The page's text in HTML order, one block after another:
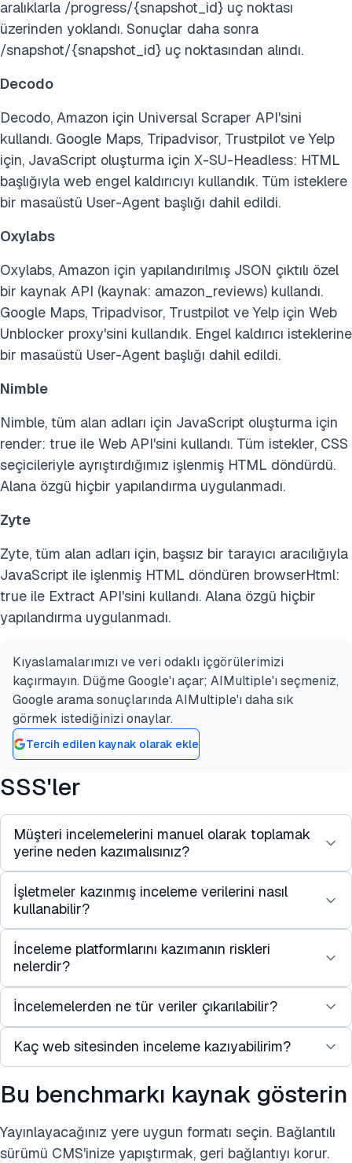
aralıklarla /progress/{snapshot_id} uç noktası
üzerinden yoklandı. Sonuçlar daha sonra
/snapshot/{snapshot_id} uç noktasından alındı.
Decodo
Decodo, Amazon için Universal Scraper API'sini
kullandı. Google Maps, Tripadvisor, Trustpilot ve Yelp
için, JavaScript oluşturma için X-SU-Headless: HTML
başlığıyla web engel kaldırıcıyı kullandık. Tüm isteklere
bir masaüstü User-Agent başlığı dahil edildi.
Oxylabs
Oxylabs, Amazon için yapılandırılmış JSON çıktılı özel
bir kaynak API (kaynak: amazon_reviews) kullandı.
Google Maps, Tripadvisor, Trustpilot ve Yelp için Web
Unblocker proxy'sini kullandık. Engel kaldırıcı isteklerine
bir masaüstü User-Agent başlığı dahil edildi.
Nimble
Nimble, tüm alan adları için JavaScript oluşturma için
render: true ile Web API'sini kullandı. Tüm istekler, CSS
seçicileriyle ayrıştırdığımız işlenmiş HTML döndürdü.
Alana özgü hiçbir yapılandırma uygulanmadı.
Zyte
Zyte, tüm alan adları için, başsız bir tarayıcı aracılığıyla
JavaScript ile işlenmiş HTML döndüren browserHtml:
true ile Extract API'sini kullandı. Alana özgü hiçbir
yapılandırma uygulanmadı.
Kıyaslamalarımızı ve veri odaklı içgörülerimizi
kaçırmayın. Düğme Google'ı açar; AIMultiple'ı seçmeniz,
Google arama sonuçlarında AIMultiple'ı daha sık
görmek istediğinizi onaylar.
Tercih edilen kaynak olarak ekle
SSS'ler
Müşteri incelemelerini manuel olarak toplamak
yerine neden kazımalısınız?
Manuel ürün inceleme kazıma yavaş ve eksiktir.
Otomatik araçlar
veya binlerce inceleme çıkarmanıza olanak tanır.
Bu, zaman kazandırır ve veri toplama sürecinizin
hem olumlu hem de olumsuz incelemeleri
yakalamasını sağlar.
İşletmeler kazınmış inceleme verilerini nasıl
kullanabilir?
Kazınmış incelemeler, pazar araştırması için
değerli müşteri içgörüleri sağlar. Şirketler, zaman
içinde müşteri endişelerini izleyebilir, müşteri
sadakatini ölçebilir ve müşteri tercihlerini analiz
İnceleme platformlarını kazımanın riskleri
nelerdir?
Çoğu inceleme platformu, otomatik veri çıkarmaya
kısıtlamalar getirir. Web kazıyıcıları çok agresif
çalıştırmakCAPTCHA, IP engellemeleri veya
yasaklamaları tetikleyebilir.
Riskleri azaltmak için, hız sınırları, rastgele
gecikmeler ve gerekirsekonut proxy'leri ile saygılı
bir otomatik süreç kullanın.
İncelemelerden ne tür veriler çıkarılabilir?
Tipik alanlar arasında inceleme metni, yıldız
puanları, kullanıcı adları, tarihler ve meta veriler
bulunur. Bazı kurulumlar ayrıca konum, ürün
verileri de izler.
Kaç web sitesinden inceleme kazıyabilirim?
E-ticaret platformları, sosyal medya ağları ve
Amazon, Walmart, Yelp, Google Play ve Trustpilot
gibi popüler platformlar dahil olmak üzere çeşitli
web sitelerinden müşteri incelemeleri
Bu benchmarkı kaynak gösterin
Yayınlayacağınız yere uygun formatı seçin. Bağlantılı
sürümü CMS'inize yapıştırmak, geri bağlantıyı korur.